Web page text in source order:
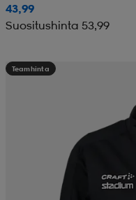
43,99
Suositushinta 53,99
Teamhinta